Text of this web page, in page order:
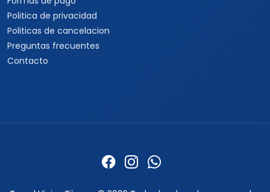
Politica de privacidad
Politicas de cancelacion
Preguntas frecuentes
Contacto